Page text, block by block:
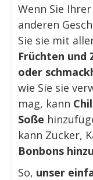
Wenn Sie Ihrer
anderen
Sie sie mit
Früchten und
oder
wie Sie sie
mag, kann
Soße
kann Zucker,
Bonbons
So, unser